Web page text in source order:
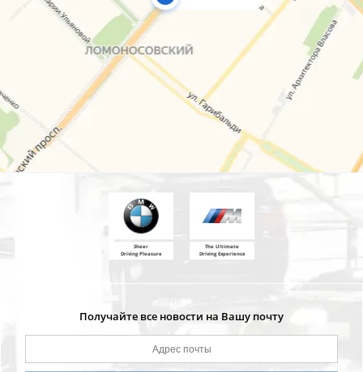
Sheer
Driving Pleasure
The Ultimate
Driving Experience
Получайте все новости на Вашу почту